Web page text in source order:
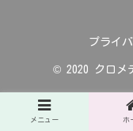
プライ
© 2020 クロメ
メニュー ホ